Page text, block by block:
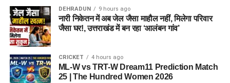
DEHRADUN 9 hours ago
नारी निकेतन में अब जेल जैसा माहौल नहीं, मिलेगा परिवार
जैसा घर!, उत्तराखंड में बन रहा ‘आलंबन गांव’
CRICKET 4 hours ago
ML-W vs TRT-W Dream11 Prediction Match
25 | The Hundred Women 2026